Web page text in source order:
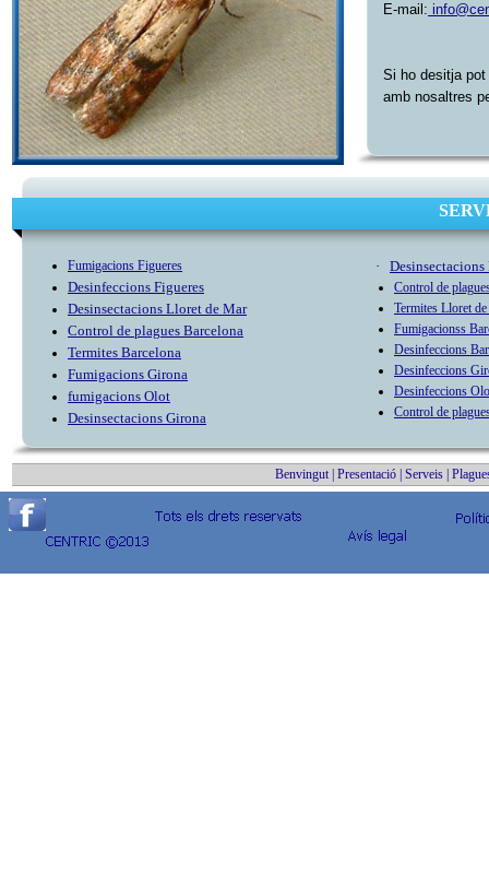
E-mail:
Si ho desitja
amb nosaltres
Fumigacions Figueres
Desinfeccions Figueres
Desinsectacions Lloret de Mar
Control de plagues Barcelona
Termites Barcelona
Fumigacions Girona
fumigacions Olot
Desinsectacions Girona
· Desinsectacions
Control de plag
Termites Lloret
Fumigacionss
Desinfeccions
Desinfeccions
Desinfeccions
Control de
Benvingut| Presentació Serveis